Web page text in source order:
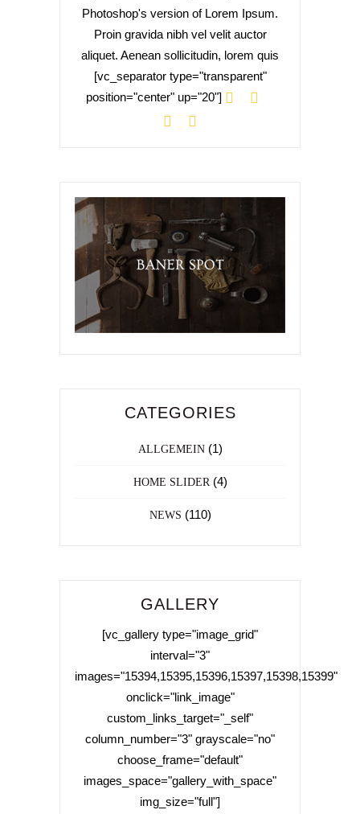
Photoshop's version of Lorem Ipsum.
Proin gravida nibh vel velit auctor
aliquet. Aenean sollicitudin, lorem quis
[vc_separator type="transparent"
position="center" up="20"]
CATEGORIES
ALLGEMEIN(1)
HOME SLIDER (4)
NEWS (110)
GALLERY
[vc_gallery type="image_grid"
interval="3"
images="15394,15395,15396,15397,15398,15399"
onclick="link_image"
custom_links_target="_self"
column_number="3" grayscale="no"
choose_frame="default"
images_space="gallery_with_space"
img_size="full"]